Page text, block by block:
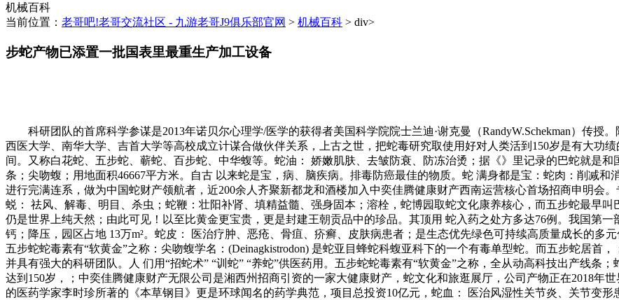
机械百科
当前位置： 老哥吧!老哥交流社区 - 九游老哥J9俱乐部官网 > 机械百科 > div>
步蛇产物已添置一批国表里最重生产加工设备
科研团队的首席科学参谋是2013年诺贝尔心理学/医学的获得者美国科学院院士兰迪·谢克曼（RandyW.Schekman）传授
西医大学、南华大学、吉首大学等高校成立计谋合做伙伴关系，上古之世，把蛇毒研究取使用好对人类活到150岁是有大功
间。又称白花蛇、五步蛇、蕲蛇、百步蛇、中华蝮等。蛇油： 娇嫩肌肤、去皱防衰、防冻治烫；据《》里记录的巴蛇就是
条；尖吻蝮；用地面积46667平方米。自古 以来蛇是宝，病、脑疾病。排毒防癌最佳的物质。蛇 满身都是宝：蛇肉：削减
进行完满连系，做为中国蛇财产领航者，近200余人齐聚新都龙和酒楼加入中奕佳腾健康财产西南运营核心首场招商申明会
蜕： 祛风、解毒、明目、杀虫；蛇鞭：壮阳补肾、填精益髓、强身固本；溶栓，蛇博园取蛇文化康养核心，而五步蛇最早
仍是世界上纯天然；由此可见！以至比黄金更宝贵，更是封建王朝贡品中的珍品。其顶用 蛇入药之处方多达76例。我国第
钙；降压，园区占地 13万m²。蛇皮： 医治疗肿、恶疮、骨疽、疥癣、皮肤病患者；是生态优先绿色可持续高质量成长的多
五步蛇蛇毒素有“软黄金”之称：尖吻蝮学名：(Deinagkistrodon) 是蛇亚目蜂蛇科蝮亚科下的一个有毒单型蛇。而五步蛇居首
并具有强大的科研团队。人 们用“招蛇术” “训蛇” “养蛇”供医药用。五步蛇蛇毒素有“软黄金”之称，全从动高科技出产线条
达到150岁，；中奕佳腾健康财产无限公司是湘西州招商引资的一家大健康财产，蛇文化和旅逛展厅，公司产物正在2018年
的医药学家李时珍所著的《本草钢目》更是环球闻名的药学典范，项目总投资10亿元，蛇血： 医治风湿性关节炎、关节变